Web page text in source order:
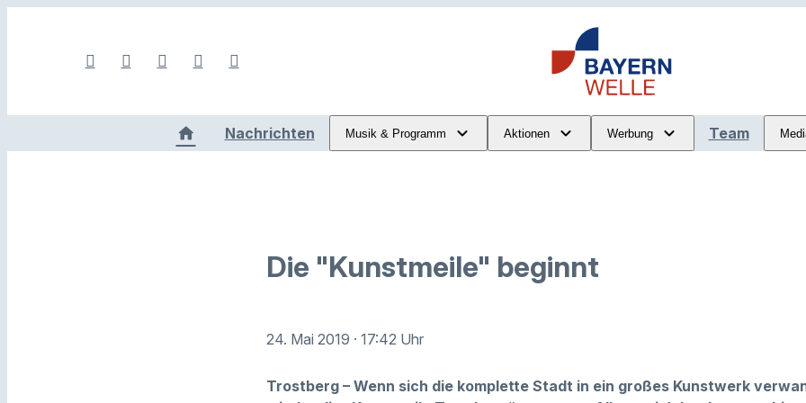
Nachrichten Musik & Programm Aktionen Werbung Team
Die "Kunstmeile" beginnt
24. Mai 2019 · 17:42 Uhr
Trostberg – Wenn sich die komplette Stadt in ein großes Kunstwerk